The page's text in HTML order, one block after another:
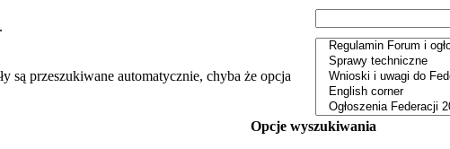
są przeszukiwane automatycznie, chyba że opcja
Opcje wyszukiwania